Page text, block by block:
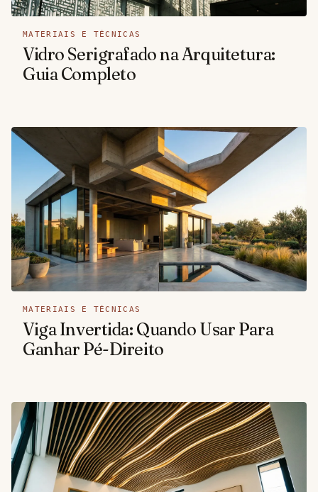
MATERIAIS E TÉCNICAS
Vidro Serigrafado na Arquitetura:
Guia Completo
MATERIAIS E TÉCNICAS
Viga Invertida: Quando Usar Para
Ganhar Pé-Direito